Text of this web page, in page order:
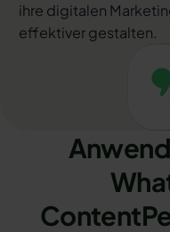
ihre digitalen
effektiver gestalten.